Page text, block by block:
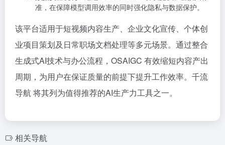
准，在保障模型调用效率的同时强化隐私与数据保护。
该平台适用于短视频内容生产、企业文化宣传、个体创
业项目策划及日常职场文档处理等多元场景。通过整合
生成式AI技术与办公流程，OSAIGC 有效缩短内容产出
周期，为用户在保证质量的前提下提升工作效率。千流
导航 将其列为值得推荐的AI生产力工具之一。
相关导航